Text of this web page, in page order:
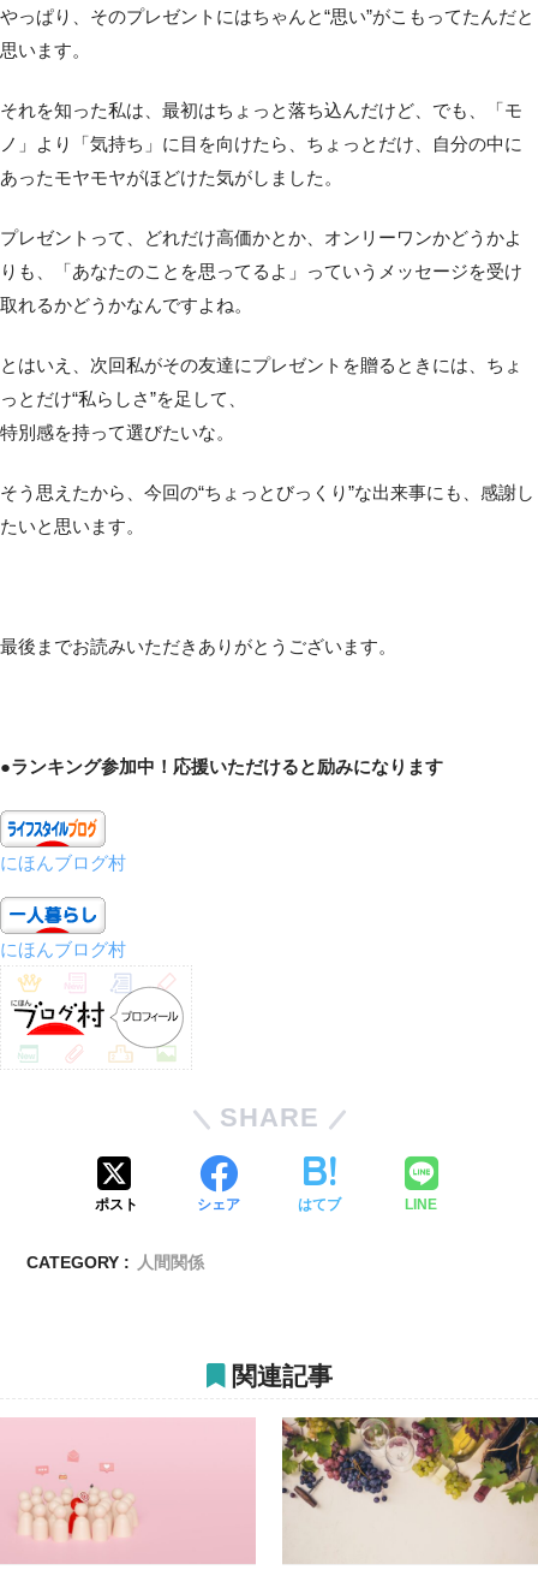
やっぱり、そのプレゼントにはちゃんと“思い”がこもってたんだと
思います。
それを知った私は、最初はちょっと落ち込んだけど、でも、「モ
ノ」より「気持ち」に目を向けたら、ちょっとだけ、自分の中に
あったモヤモヤがほどけた気がしました。
プレゼントって、どれだけ高価かとか、オンリーワンかどうかよ
りも、「あなたのことを思ってるよ」っていうメッセージを受け
取れるかどうかなんですよね。
とはいえ、次回私がその友達にプレゼントを贈るときには、ちょ
っとだけ“私らしさ”を足して、
特別感を持って選びたいな。
そう思えたから、今回の“ちょっとびっくり”な出来事にも、感謝し
たいと思います。
最後までお読みいただきありがとうございます。
●ランキング参加中！応援いただけると励みになります
にほんブログ村
にほんブログ村
SHARE
ポスト シェア はてブ LINE
CATEGORY : 人間関係
関連記事